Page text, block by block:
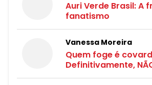
Auri Verde Brasil: A
fanatismo
Vanessa Moreira
Quem foge é
Definitivamente,